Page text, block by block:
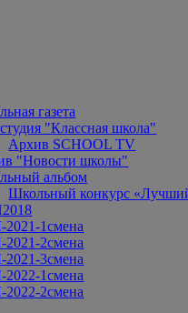
газета
"Классная школа"
Архив SCHOOL TV
"Новости школы"
альбом
Школьный конкурс
1смена
2смена
3смена
1смена
2смена